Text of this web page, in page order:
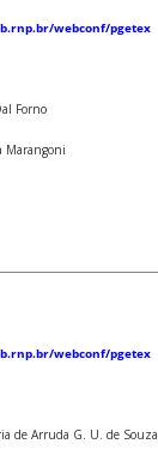
webconf/pgetex
Forno
Marangoni
webconf/pgetex
de Arruda G. U. de Souza